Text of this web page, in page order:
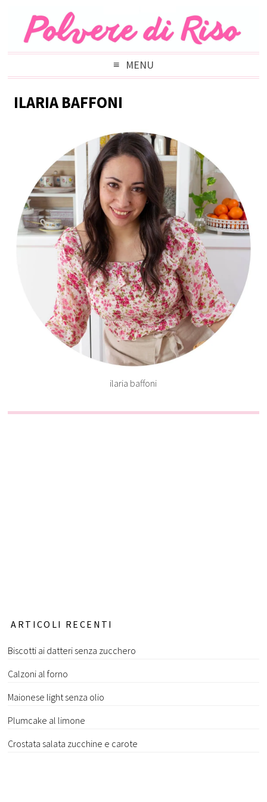
MENU
ILARIA BAFFONI
ilaria baffoni
ARTICOLI RECENTI
Biscotti ai datteri senza zucchero
Calzoni al forno
Maionese light senza olio
Plumcake al limone
Crostata salata zucchine e carote